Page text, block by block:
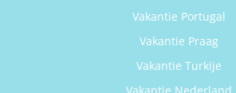
Vakantie Portugal
Vakantie Praag
Vakantie Turkije
Vakantie Nederland